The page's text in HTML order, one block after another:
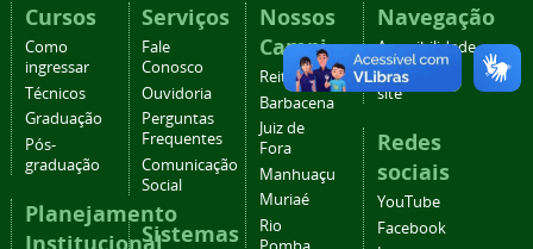
Cursos
Como
ingressar
Técnicos
Graduação
Pós-
graduação
Planejamento
Serviços
Fale
Conosco
Ouvidoria
Perguntas
Frequentes
Comunicação
Social
Sistemas
Nossos
Campi
Reitoria
Barbacena
Juiz de
Fora
Manhuaçu
Muriaé
Rio
Navegação
Acessibilidade
Mapa do
site
Redes
sociais
YouTube
Facebook